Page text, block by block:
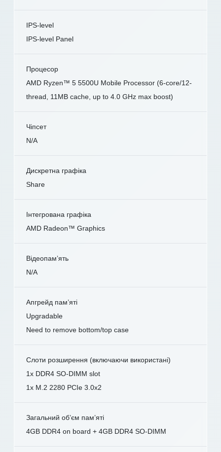
IPS-level
IPS-level Panel
Процесор
AMD Ryzen™ 5 5500U Mobile Processor (6-core/12-
thread, 11MB cache, up to 4.0 GHz max boost)
Чіпсет
N/A
Дискретна графіка
Share
Інтегрована графіка
AMD Radeon™ Graphics
Відеопам’ять
N/A
Апгрейд пам’яті
Upgradable
Need to remove bottom/top case
Слоти розширення (включаючи використані)
1x DDR4 SO-DIMM slot
1x M.2 2280 PCIe 3.0x2
Загальний об’єм пам’яті
4GB DDR4 on board + 4GB DDR4 SO-DIMM